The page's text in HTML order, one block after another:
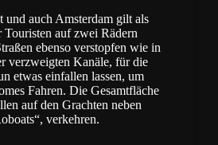
und auch Amsterdam gilt als
auf zwei Rädern
ebenso verstopfen wie in
verzweigten Kanäle, für die
etwas einfallen lassen, um
Fahren. Die Gesamtfläche
auf den Grachten neben
verkehren.